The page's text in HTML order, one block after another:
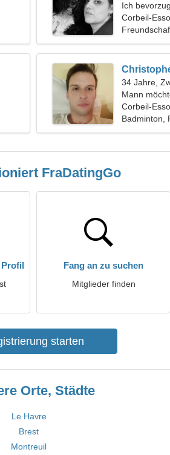
Ich
Corbeil-
34 Jahre,
Mann
Corbeil-
Badminton,
FraDatingGo
Profil Fang an zu suchen
Mitglieder finden
starten
Orte, Städte
Le Havre
Brest
Montreuil